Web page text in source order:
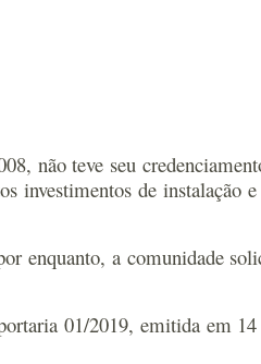
não teve seu
de instalação
enquanto, a comunidade
01/2019, emitida em